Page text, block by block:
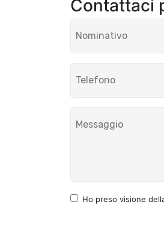
Contattaci
Ho preso visione